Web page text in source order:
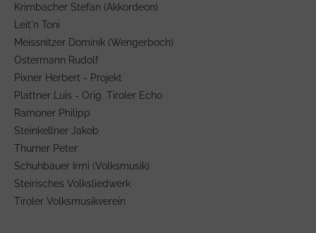
Krimbacher Stefan (Akkordeon)
Leit'n Toni
Meissnitzer Dominik (Wengerboch)
Ostermann Rudolf
Pixner Herbert - Projekt
Plattner Luis - Orig. Tiroler Echo
Ramoner Philipp
Steinkellner Jakob
Thurner Peter
Schuhbauer Irmi (Volksmusik)
Steirisches Volksliedwerk
Tiroler Volksmusikverein